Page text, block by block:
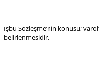
İşbu Sözleşme’nin konusu;
belirlenmesidir.